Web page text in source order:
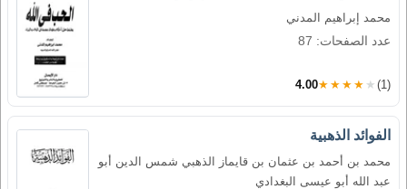
محمد إبراهيم المدني
عدد الصفحات: 87
4.00★★★★★ (1)
الفوائد الذهبية
محمد بن أحمد بن عثمان بن قايماز الذهبي شمس الدين أبو
عبد الله أبو عيسى البغدادي